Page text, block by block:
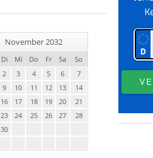
November 2032
Di Mi Do Fr Sa
So
2 3 4 5 6
7
9 10 11 12 13
14
16 17 18 19 20
21
23 24 25 26 27
28
30